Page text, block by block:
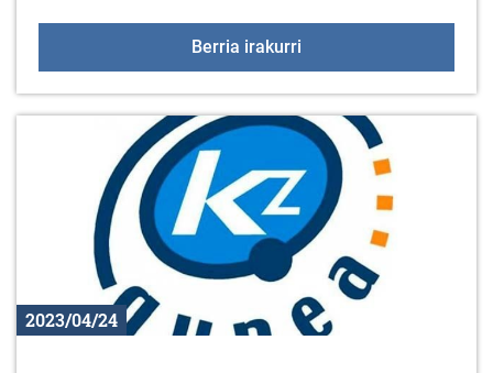
Berria irakurri
2023/04/24